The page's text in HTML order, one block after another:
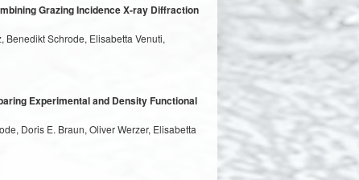
Grazing Incidence X-ray Diffraction
Schrode, Elisabetta Venuti,
Experimental and Density Functional
Doris E. Braun, Oliver Werzer, Elisabetta